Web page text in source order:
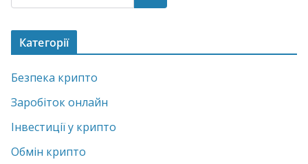
Категорії
Безпека крипто
Заробіток онлайн
Інвестиції у крипто
Обмін крипто